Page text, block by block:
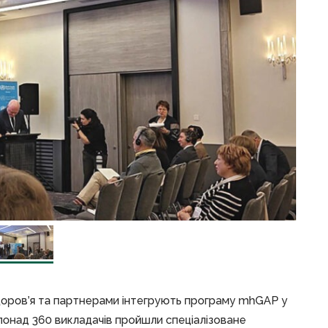
та партнерами інтегрують програму mhGAP у
360 викладачів пройшли спеціалізоване